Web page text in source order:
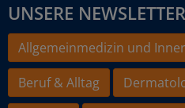
UNSERE NEWSLETTER
Allgemeinmedizin und
Beruf & Alltag